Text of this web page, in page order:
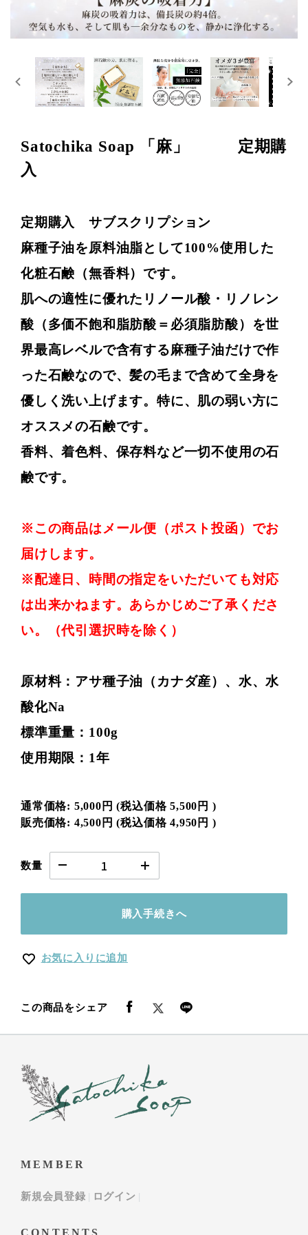
Satochika Soap 「麻」 定期購
入
定期購入 サブスクリプション
麻種子油を原料油脂として100%使用した
化粧石鹸（無香料）です。
肌への適性に優れたリノール酸・リノレン
酸（多価不飽和脂肪酸＝必須脂肪酸）を世
界最高レベルで含有する麻種子油だけで作
った石鹸なので、髪の毛まで含めて全身を
優しく洗い上げます。特に、肌の弱い方に
オススメの石鹸です。
香料、着色料、保存料など一切不使用の石
鹸です。
※この商品はメール便（ポスト投函）でお
届けします。
※配達日、時間の指定をいただいても対応
は出来かねます。あらかじめご了承くださ
い。（代引選択時を除く）
原材料：アサ種子油（カナダ産）、水、水
酸化Na
標準重量：100g
使用期限：1年
通常価格: 5,000円 (税込価格5,500円 )
販売価格: 4,500円 (税込価格4,950円 )
数量
購入手続きへ
お気に入りに追加
この商品をシェア
MEMBER
新規会員登録 ログイン
CONTENTS